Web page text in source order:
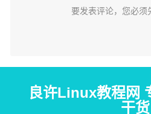
要发表评论，您必须
良许Linux教程网
干货